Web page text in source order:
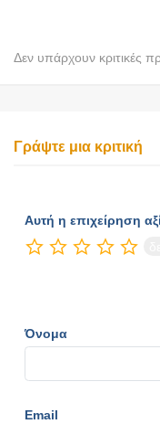
Δεν υπάρχουν κριτικές
Γράψτε μια κριτική
Αυτή η επιχείρηση
Όνομα
Email